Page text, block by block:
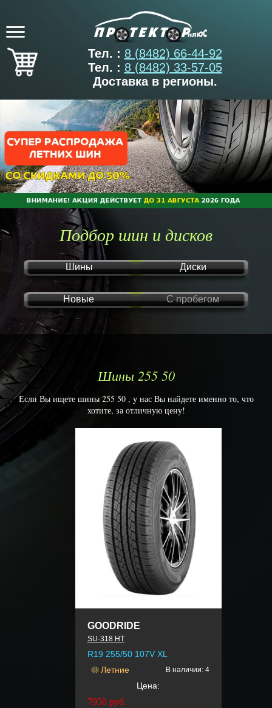
Тел. : 8 (8482) 66-44-92
Тел. : 8 (8482) 33-57-05
Доставка в регионы.
Подбор шин и дисков
Шины Диски
Новые С пробегом
Шины 255 50
Если Вы ищете шины 255 50 , у нас Вы найдете именно то, что
хотите, за отличную цену!
GOODRIDE
SU-318 HT
R19 255/50 107V XL
Летние
В наличии: 4
Цена:
7950 руб.